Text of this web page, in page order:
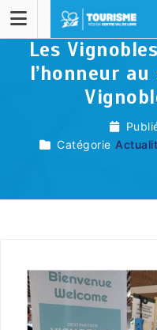
Les
l’honneur
Catégorie